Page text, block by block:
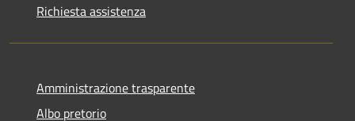
Richiesta assistenza
Amministrazione trasparente
Albo pretorio